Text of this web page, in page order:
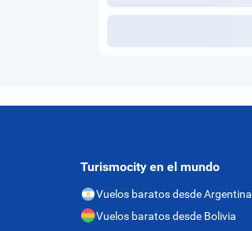
Turismocity en el mundo
Vuelos baratos desde Argentina
Vuelos baratos desde Bolivia